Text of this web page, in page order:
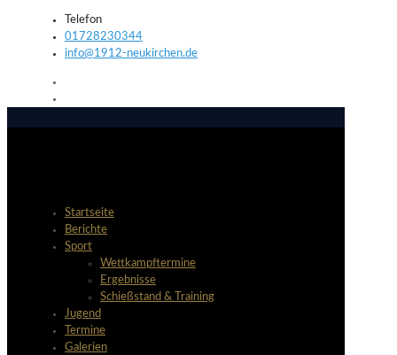
Telefon
01728230344
info@1912-neukirchen.de
Startseite
Berichte
Sport
Wettkampftermine
Ergebnisse
Schießstand & Training
Jugend
Termine
Galerien